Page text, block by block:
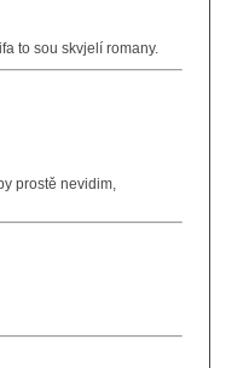
to sou skvjelí romany.
prostě nevidim,